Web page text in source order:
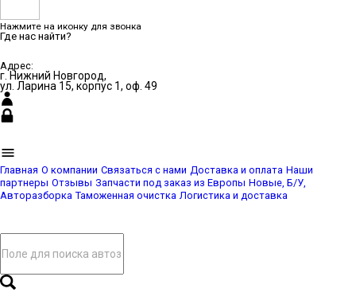
Нажмите на иконку для звонка
Где нас найти?
Адрес:
г. Нижний Новгород,
ул. Ларина 15, корпус 1, оф. 49
Главная О компании Связаться с нами Доставка и оплата Наши
партнеры Отзывы Запчасти под заказ из Европы Новые, Б/У,
Авторазборка Таможенная очистка Логистика и доставка